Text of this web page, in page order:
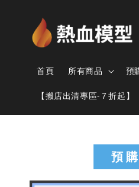
首頁 所有商品 預
【搬店出清專區-７折起】
預 購